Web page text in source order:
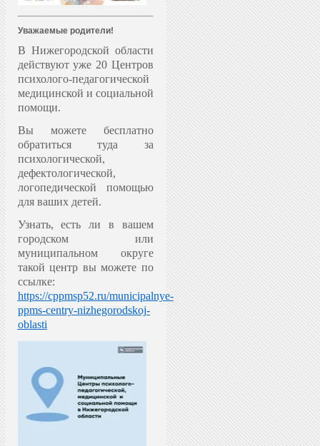
Уважаемые родители!
В Нижегородской области
действуют уже 20 Центров
психолого-педагогической
медицинской и социальной
помощи.
Вы можете бесплатно
обратиться туда за
психологической,
дефектологической,
логопедической помощью
для ваших детей.
Узнать, есть ли в вашем
городском или
муниципальном округе
такой центр вы можете по
ссылке:
https://cppmsp52.ru/municipalnye-
ppms-centry-nizhegorodskoj-
oblasti